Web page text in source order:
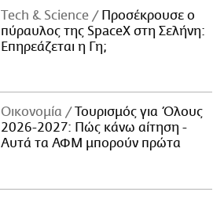
Τech & Science
Προσέκρουσε ο
πύραυλος της SpaceX στη Σελήνη:
Επηρεάζεται η Γη;
Οικονομία
Τουρισμός για Όλους
2026-2027: Πώς κάνω αίτηση -
Αυτά τα ΑΦΜ μπορούν πρώτα